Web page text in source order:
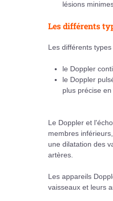
lésions
Les différents
Les différents
le Doppler
le Doppler
plus précise
Le Doppler et
membres
une dilatation des
artères.
Les appareils
vaisseaux et leurs